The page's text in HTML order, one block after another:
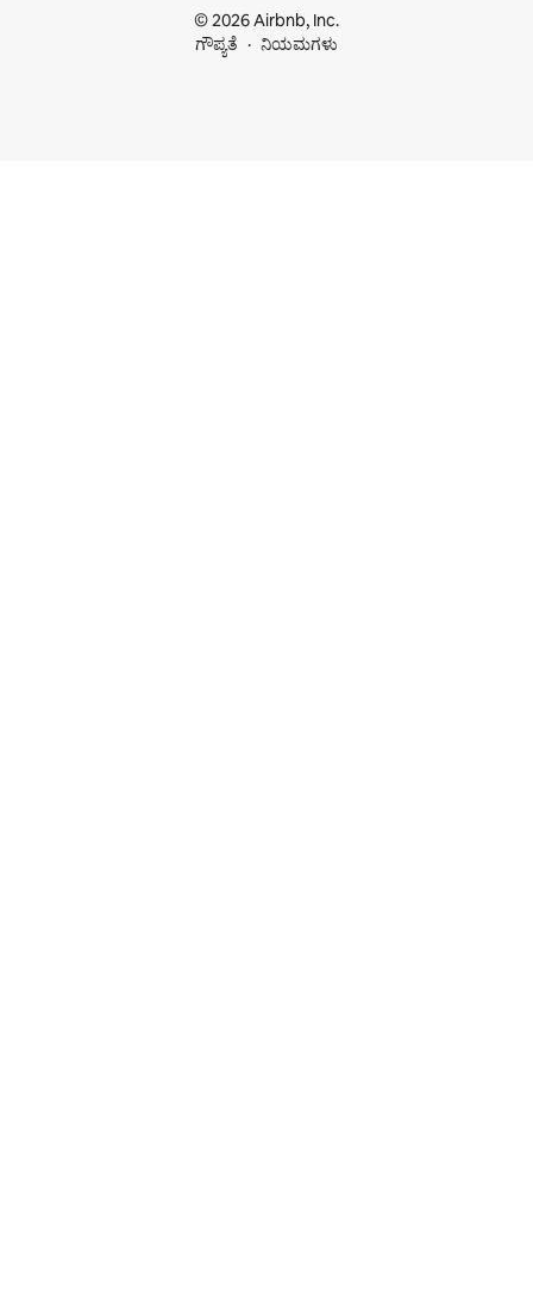
© 2026 Airbnb, Inc.
ಗೌಪ್ಯತೆ
ನಿಯಮಗಳು